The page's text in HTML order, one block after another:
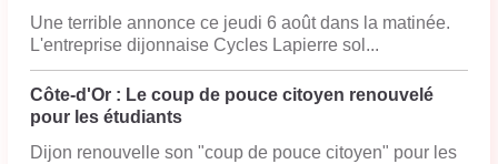
Une terrible annonce ce jeudi 6 août dans la matinée.
L'entreprise dijonnaise Cycles Lapierre sol...
Côte-d'Or : Le coup de pouce citoyen renouvelé
pour les étudiants
Dijon renouvelle son "coup de pouce citoyen" pour les